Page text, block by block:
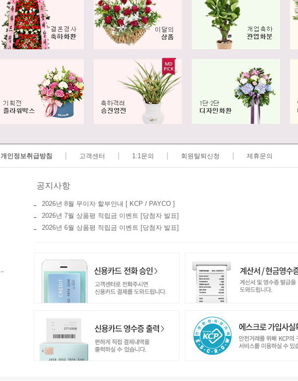
개인정보취급방침 고객센터 1:1문의 회원탈퇴신청 제휴문의
공지사항
2026년 8월 무이자 할부안내 [ KCP / PAYCO ]
2026년 7월 상품평 적립금 이벤트 [당첨자 발표]
2026년 6월 상품평 적립금 이벤트 [당첨자 발표]